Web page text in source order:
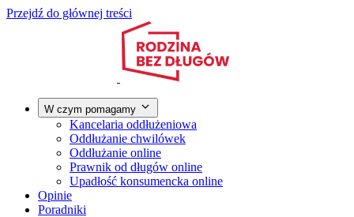
Przejdź do głównej treści
W czym pomagamy
Kancelaria oddłużeniowa
Oddłużanie chwilówek
Oddłużanie online
Prawnik od długów online
Upadłość konsumencka online
Opinie
Poradniki